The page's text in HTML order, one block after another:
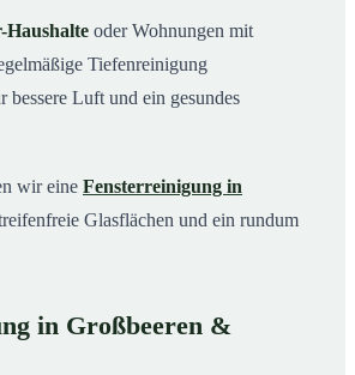
oder Wohnungen mit
Tiefenreinigung
bessere Luft und ein gesundes
wir eine Fensterreinigung in
Glasflächen und ein rundum
in Großbeeren &